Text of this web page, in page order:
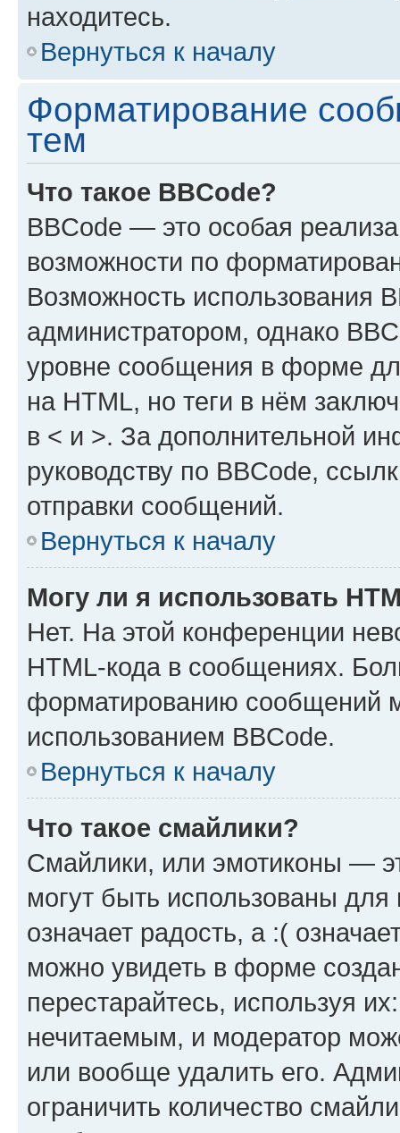
находитесь.
Вернуться к началу
Форматирование
тем
Что такое BBCode?
BBCode — это особая
возможности по
Возможность использования
администратором, однако
уровне сообщения в форме
на HTML, но теги в нём
в < и >. За дополнительной
руководству по BBCode,
отправки сообщений.
Вернуться к началу
Могу ли я использовать
Нет. На этой конференции
HTML-кода в сообщениях.
форматированию сообщений
использованием BBCode.
Вернуться к началу
Что такое смайлики?
Смайлики, или эмотиконы —
могут быть использованы
означает радость, а :(
можно увидеть в форме
перестарайтесь, используя
нечитаемым, и модератор
или вообще удалить его.
ограничить количество